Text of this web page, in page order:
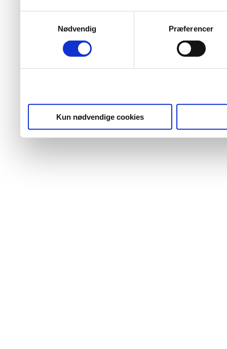
Nødvendig
Præferencer
Kun nødvendige cookies